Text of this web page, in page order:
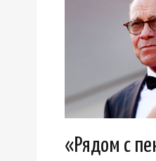
«Рядом с